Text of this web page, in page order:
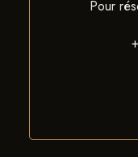
Pour